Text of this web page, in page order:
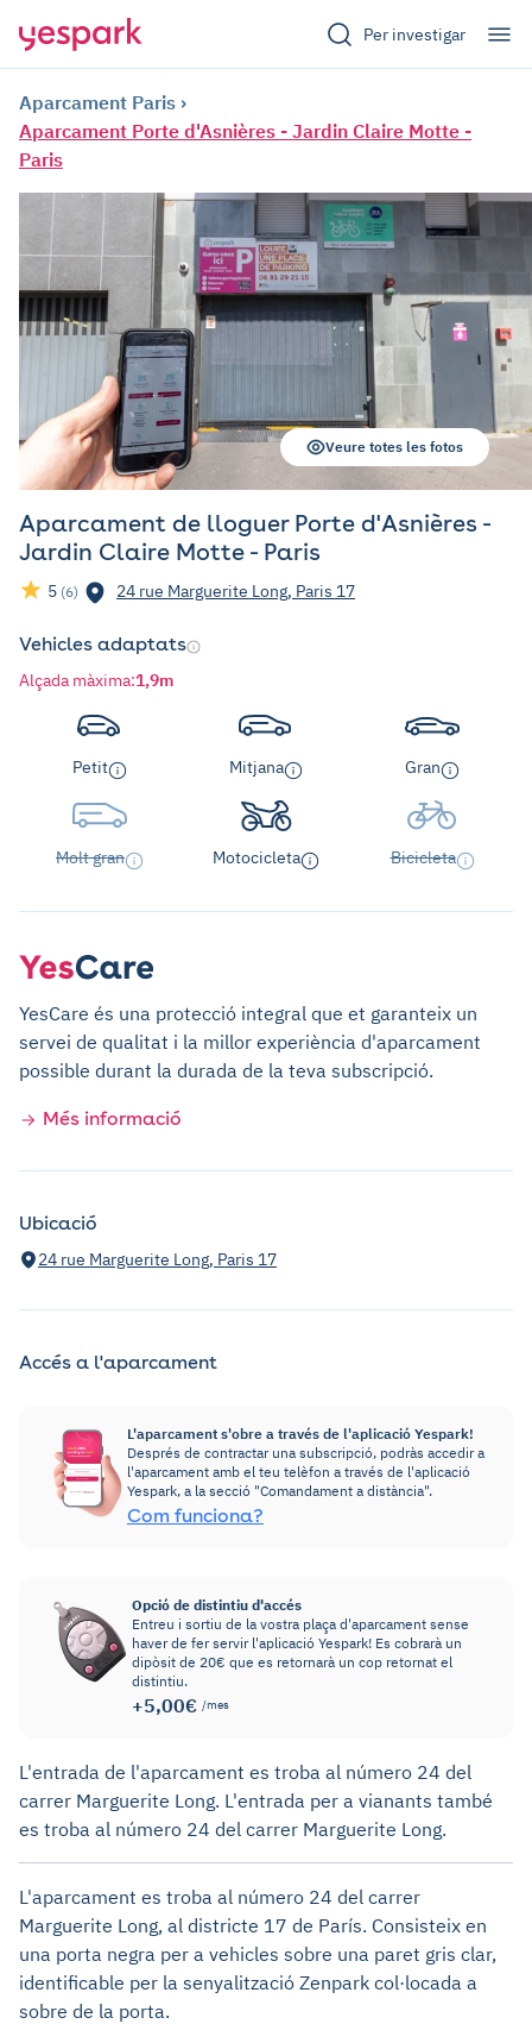
Per investigar
Aparcament Paris
Aparcament Porte d'Asnières - Jardin Claire Motte -
Paris
Aparcament de lloguer Porte d'Asnières -
Jardin Claire Motte - Paris
5 (6) 24 rue Marguerite Long, Paris 17
Veure totes les fotos
Vehicles adaptats
Alçada màxima:1,9m
Petit Mitjana Gran
Molt gran Motocicleta Bicicleta
YesCare és una protecció integral que et garanteix un
servei de qualitat i la millor experiència d'aparcament
possible durant la durada de la teva subscripció.
Més informació
Ubicació
24 rue Marguerite Long, Paris 17
Accés a l'aparcament
L'aparcament s'obre a través de l'aplicació Yespark!
Després de contractar una subscripció, podràs accedir a
l'aparcament amb el teu telèfon a través de l'aplicació
Yespark, a la secció "Comandament a distància".
Com funciona?
Opció de distintiu d'accés
Entreu i sortiu de la vostra plaça d'aparcament sense
haver de fer servir l'aplicació Yespark! Es cobrarà un
dipòsit de 20€ que es retornarà un cop retornat el
distintiu.
+5,00€ /mes
L'entrada de l'aparcament es troba al número 24 del
carrer Marguerite Long. L'entrada per a vianants també
es troba al número 24 del carrer Marguerite Long.
L'aparcament es troba al número 24 del carrer
Marguerite Long, al districte 17 de París. Consisteix en
una porta negra per a vehicles sobre una paret gris clar,
identificable per la senyalització Zenpark col·locada a
sobre de la porta.